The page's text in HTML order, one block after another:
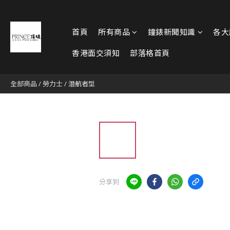
首頁 所有商品 鐘錶新聞知識 各
香港面交須知 部落格首頁
全部商品/勞力士/潛航者型
分享到